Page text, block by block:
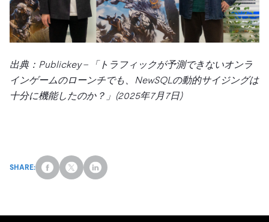
出典：Publickey – 「トラフィックが予測できないオンラ
インゲームのローンチでも、NewSQLの動的サイジングは
十分に機能したのか？」(2025年7月7日)
SHARE: